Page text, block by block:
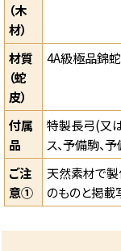
（木
材）
材質
（蛇
皮）
4A級極品錦蛇
付属
品
特製長弓(又
ス、予備駒、
ご注
意①
天然素材で製
のものと掲載